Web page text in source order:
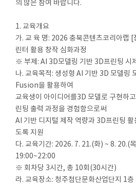
의 많은 참여 바랍니다.
1. 교육개요
가. 교 육 명: 2026 충북콘텐츠코리아랩
린터 활용 창작 심화과정
※ 부제: AI 3D모델링 기반 3D프린팅 시
나. 교육목적: 생성형 AI 기반 3D 모델링
Fusion을 활용하여
교육생이 아이디어를3D 모델로 구현하
린팅 출력 과정을 경험함으로써
AI 기반 디지털 제작 역량과 3D프린팅
도록 지원
다. 교육기간: 2026. 7. 21.(화) ~ 8. 20.(
19:00~22:00
※ 회차당 3시간, 총 10회(30시간)
라. 교육장소: 청주첨단문화산업단지 1